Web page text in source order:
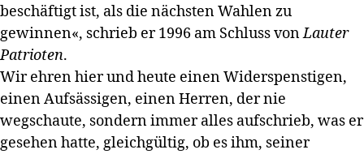
beschäftigt ist, als die nächsten Wahlen zu
gewinnen«, schrieb er 1996 am Schluss vonLauter
Patrioten.
Wir ehren hier und heute einen Widerspenstigen,
einen Aufsässigen, einen Herren, der nie
wegschaute, sondern immer alles aufschrieb, was er
gesehen hatte, gleichgültig, ob es ihm, seiner